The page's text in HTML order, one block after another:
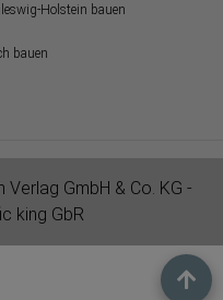
Holstein bauen
bauen
Verlag GmbH & Co. KG -
king GbR